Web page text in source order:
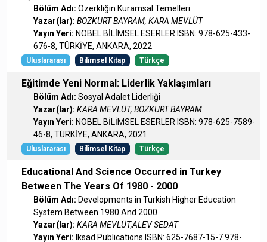
Bölüm Adı: Özerkliğin Kuramsal Temelleri
Yazar(lar): BOZKURT BAYRAM, KARA MEVLÜT
Yayın Yeri: NOBEL BİLİMSEL ESERLER ISBN: 978-625-433-
676-8, TÜRKİYE, ANKARA, 2022
Uluslararası Bilimsel Kitap Türkçe
Eğitimde Yeni Normal: Liderlik Yaklaşımları
Bölüm Adı: Sosyal Adalet Liderliği
Yazar(lar): KARA MEVLÜT, BOZKURT BAYRAM
Yayın Yeri: NOBEL BİLİMSEL ESERLER ISBN: 978-625-7589-
46-8, TÜRKİYE, ANKARA, 2021
Uluslararası Bilimsel Kitap Türkçe
Educational And Science Occurred in Turkey
Between The Years Of 1980 - 2000
Bölüm Adı: Developments in Turkish Higher Education
System Between 1980 And 2000
Yazar(lar): KARA MEVLÜT,ALEV SEDAT
Yayın Yeri: Iksad Publications ISBN: 625-7687-15-7 978-